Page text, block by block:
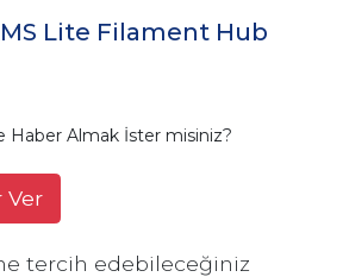
Lite Filament Hub
Haber Almak İster misiniz?
Ver
tercih edebileceğiniz